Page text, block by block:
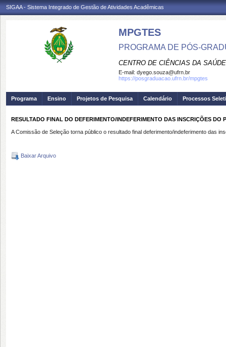
SIGAA - Sistema Integrado de Gestão de Atividades Acadêmicas
MPGTES
PROGRAMA DE PÓS-
CENTRO DE CIÊNCIAS DA SAÚDE
E-mail: dyego.souza@ufrn.br
https://posgraduacao.ufrn.br/mpgtes
Programa Ensino Projetos de Pesquisa Calendário Processos
RESULTADO FINAL DO DEFERIMENTO/INDEFERIMENTO DAS INSCRIÇÕES DO
A Comissão de Seleção torna público o resultado final deferimento/indeferimento das
Baixar Arquivo